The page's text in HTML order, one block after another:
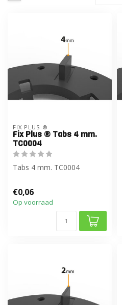
FIX PLUS ®
Fix Plus ® Tabs 4 mm.
TC0004
Tabs 4 mm. TC0004
€0,06
Op voorraad